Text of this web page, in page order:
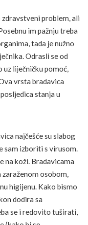
problem, ali
im pažnju treba
tada je nužno
Odrasli se od
liječničku pomoć,
vrsta bradavica
stanja u
najčešće su slabog
sam izboriti s virusom.
na koži. Bradavicama
osobom,
higijenu. Kako bismo
dodira sa
se i redovito tuširati,